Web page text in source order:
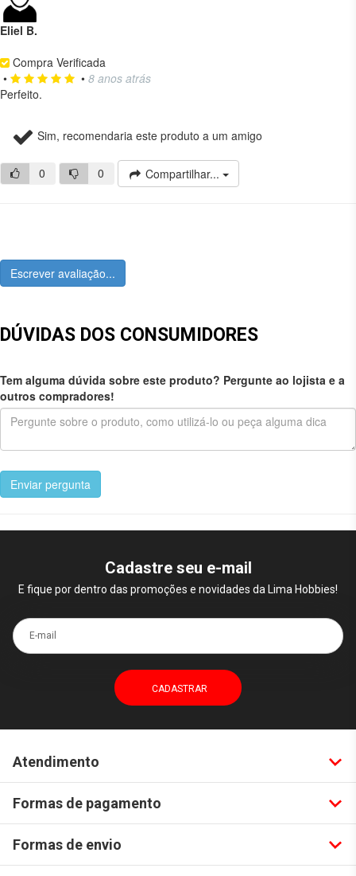
Eliel B.
Compra Verificada
•
• 8 anos atrás
Perfeito.
Sim, recomendaria este produto a um amigo
0 0 Compartilhar...
Escrever avaliação...
DÚVIDAS DOS CONSUMIDORES
Tem alguma dúvida sobre este produto? Pergunte ao lojista e a
outros compradores!
Enviar pergunta
Cadastre seu e-mail
E fique por dentro das promoções e novidades da Lima Hobbies!
E-mail
Atendimento
Formas de pagamento
Formas de envio